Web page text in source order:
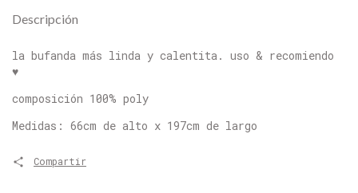
Descripción
la bufanda más linda y calentita. uso & recomiendo
♥
composición 100% poly
Medidas: 66cm de alto x 197cm de largo
Compartir